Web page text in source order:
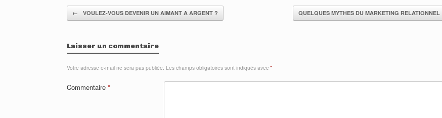
Post navigation
← VOULEZ-VOUS DEVENIR UN AIMANT A ARGENT ? QUELQUES MYTHES DU MARKETING RELATIONNEL
Laisser un commentaire
Votre adresse e-mail ne sera pas publiée. Les champs obligatoires sont indiqués avec *
Commentaire *